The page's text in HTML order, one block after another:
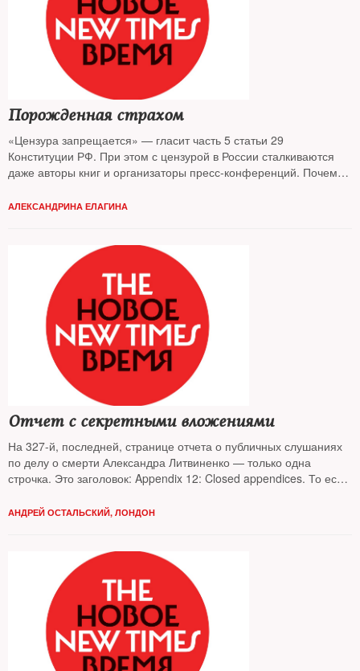
Порожденная страхом
«Цензура запрещается» — гласит часть 5 статьи 29
Конституции РФ. При этом с цензурой в России сталкиваются
даже авторы книг и организаторы пресс-конференций. Почему
государственные ведомства стали наследниками функций
АЛЕКСАНДРИНА ЕЛАГИНА
Отчет с секретными вложениями
На 327-й, последней, странице отчета о публичных слушаниях
по делу о смерти Александра Литвиненко — только одна
строчка. Это заголовок: Appendix 12: Closed appendices. То есть:
пустота. В них, как рассказал председательствовавший на
АНДРЕЙ ОСТАЛЬСКИЙ, ЛОНДОН